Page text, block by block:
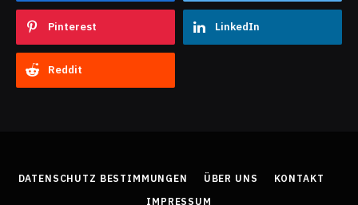
Pinterest LinkedIn
Reddit
DATENSCHUTZ BESTIMMUNGEN ÜBER UNS
KONTAKT
IMPRESSUM